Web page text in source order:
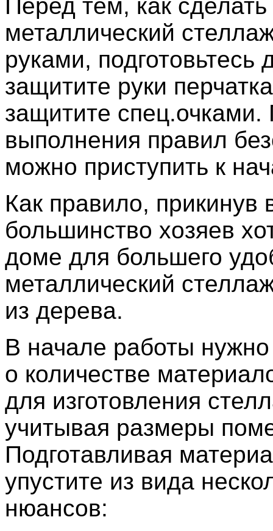
Перед тем, как сделать
металлический
руками, подготовьтесь
защитите руки
защитите спец.очками.
выполнения правил
можно приступить к
Как правило, прикинув
большинство хозяев
доме для большего
металлический
из дерева.
В начале работы
о количестве
для изготовления
учитывая размеры
Подготавливая
упустите из вида
нюансов: